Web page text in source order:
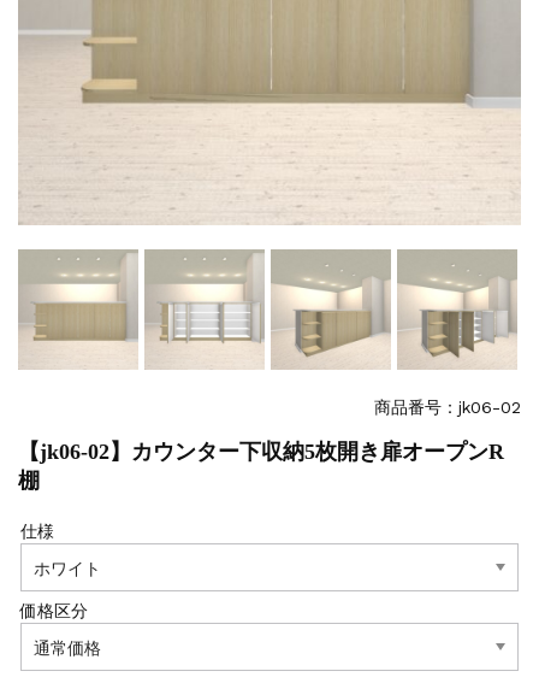
商品番号：jk06-02
【jk06-02】カウンター下収納5枚開き扉オープンR
棚
仕様
価格区分